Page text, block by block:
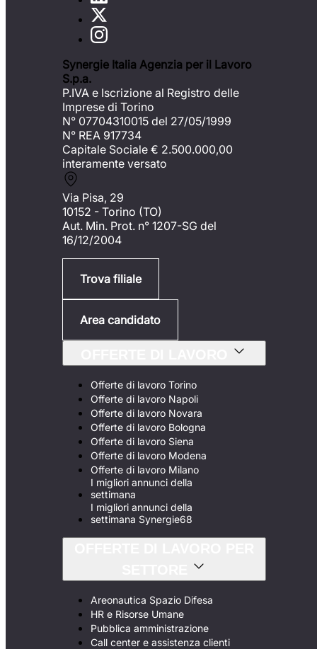
Synergie Italia Agenzia per il Lavoro
S.p.a.
P.IVA e Iscrizione al Registro delle
Imprese di Torino
N° 07704310015 del 27/05/1999
N° REA 917734
Capitale Sociale € 2.500.000,00
interamente versato
Via Pisa, 29
10152 - Torino (TO)
Aut. Min. Prot. n° 1207-SG del
16/12/2004
Trova filiale
Area candidato
Offerte di lavoro Torino
Offerte di lavoro Napoli
Offerte di lavoro Novara
Offerte di lavoro Bologna
Offerte di lavoro Siena
Offerte di lavoro Modena
Offerte di lavoro Milano
I migliori annunci della
settimana
I migliori annunci della
settimana Synergie68
Areonautica Spazio Difesa
HR e Risorse Umane
Pubblica amministrazione
Call center e assistenza clienti